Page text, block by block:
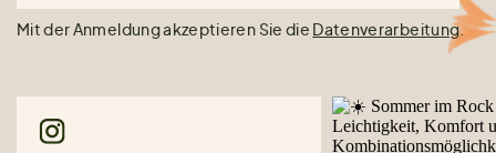
Mit der Anmeldung akzeptieren Sie die Datenverarbeitung.